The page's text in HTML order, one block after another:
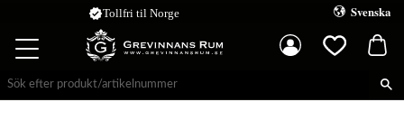
Meny
verifiedTollfri til Norge Svenska